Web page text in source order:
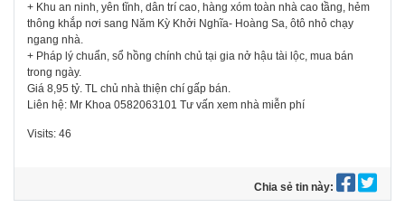
+ Khu an ninh, yên tĩnh, dân trí cao, hàng xóm toàn nhà cao tầng, hẻm
thông khắp nơi sang Năm Kỳ Khởi Nghĩa- Hoàng Sa, ôtô nhỏ chạy
ngang nhà.
+ Pháp lý chuẩn, sổ hồng chính chủ tại gia nở hậu tài lộc, mua bán
trong ngày.
Giá 8,95 tỷ. TL chủ nhà thiện chí gấp bán.
Liên hệ: Mr Khoa 0582063101 Tư vấn xem nhà miễn phí
Visits: 46
Chia sẻ tin này: